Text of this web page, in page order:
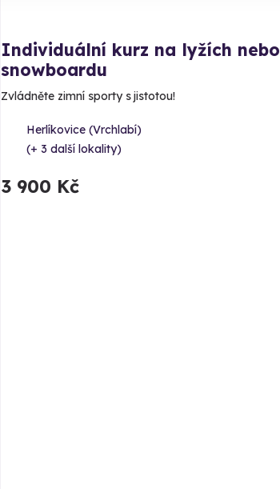
Individuální kurz na lyžích nebo
snowboardu
Zvládněte zimní sporty s jistotou!
Herlíkovice (Vrchlabí)
(+ 3 další lokality)
3 900 Kč